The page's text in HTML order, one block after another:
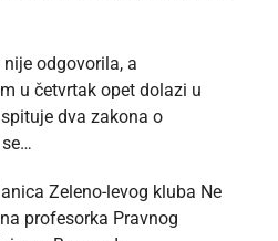
odgovorila, a
u četvrtak opet dolazi u
dva zakona o
Zeleno-levog kluba Ne
profesorka Pravnog